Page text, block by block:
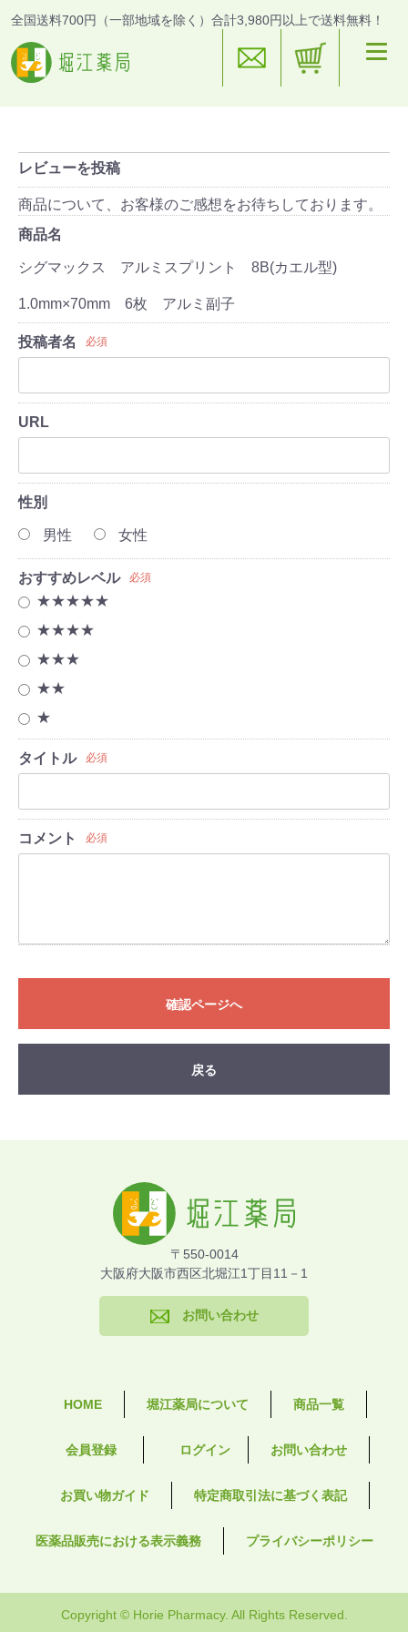
全国送料700円（一部地域を除く）合計3,980円以上で送料無料！
レビューを投稿
商品について、お客様のご感想をお待ちしております。
商品名
シグマックス アルミスプリント 8B(カエル型)
1.0mm×70mm 6枚 アルミ副子
投稿者名 必須
URL
性別
男性 女性
おすすめレベル 必須
★★★★★
★★★★
★★★
★★
★
タイトル 必須
コメント 必須
確認ページへ
戻る
〒550-0014
大阪府大阪市西区北堀江1丁目11－1
お問い合わせ
HOME 堀江薬局について 商品一覧
会員登録 ログイン お問い合わせ
お買い物ガイド 特定商取引法に基づく表記
医薬品販売における表示義務 プライバシーポリシー
Copyright © Horie Pharmacy. All Rights Reserved.